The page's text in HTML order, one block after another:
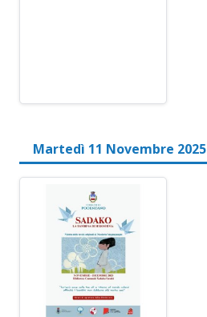
Martedì 11 Novembre 2025